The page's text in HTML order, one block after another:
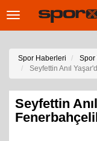
Toggle
Spor Haberleri Spor
Seyfettin Anıl
Seyfettin